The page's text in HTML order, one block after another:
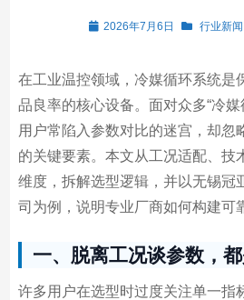
2026年7月6日 行业新闻
在工业温控领域，冷媒循环系统是
品良率的核心设备。面对众多“冷媒
用户常陷入参数对比的迷宫，却忽
的关键要素。本文从工况适配、技
维度，拆解选型逻辑，并以无锡冠
司为例，说明专业厂商如何构建可
一、脱离工况谈参数，
许多用户在选型时过度关注单一指